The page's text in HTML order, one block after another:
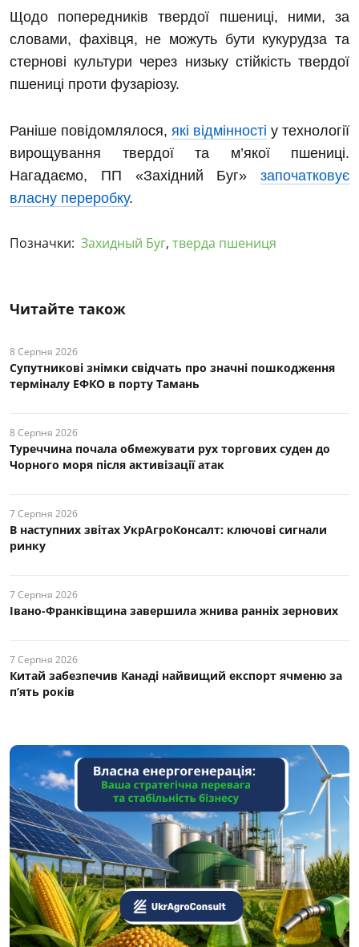
Щодо попередників твердої пшениці, ними, за
словами, фахівця, не можуть бути кукурудза та
стернові культури через низьку стійкість твердої
пшениці проти фузаріозу.
Раніше повідомлялося, які відмінності у технології
вирощування твердої та м’якої пшениці.
Нагадаємо, ПП «Західний Буг» започатковує
власну переробку.
Позначки: Захидный Буг, тверда пшениця
Читайте також
8 Серпня 2026
Супутникові знімки свідчать про значні пошкодження
терміналу ЕФКО в порту Тамань
8 Серпня 2026
Туреччина почала обмежувати рух торгових суден до
Чорного моря після активізації атак
7 Серпня 2026
В наступних звітах УкрАгроКонсалт: ключові cигнали
ринку
7 Серпня 2026
Івано-Франківщина завершила жнива ранніх зернових
7 Серпня 2026
Китай забезпечив Канаді найвищий експорт ячменю за
п’ять років